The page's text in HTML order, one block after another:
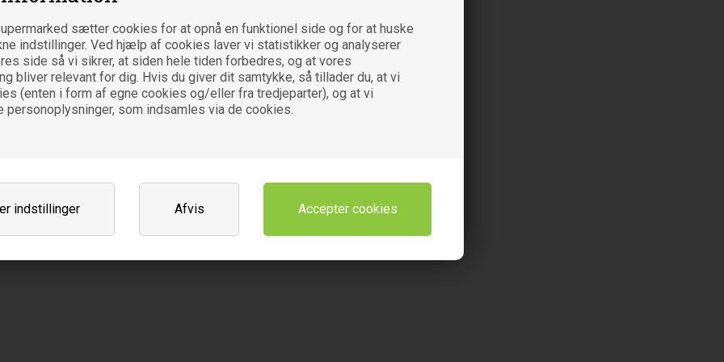
sætter cookies for at opnå en funktionel side og for at huske
indstillinger. Ved hjælp af cookies laver vi statistikker og analyserer
side så vi sikrer, at siden hele tiden forbedres, og at vores
bliver relevant for dig. Hvis du giver dit samtykke, så tillader du, at vi
(enten i form af egne cookies og/eller fra tredjeparter), og at vi
personoplysninger, som indsamles via de cookies.
indstillinger Afvis